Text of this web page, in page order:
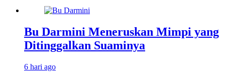
Bu Darmini Meneruskan Mimpi yang
Ditinggalkan Suaminya
6 hari ago